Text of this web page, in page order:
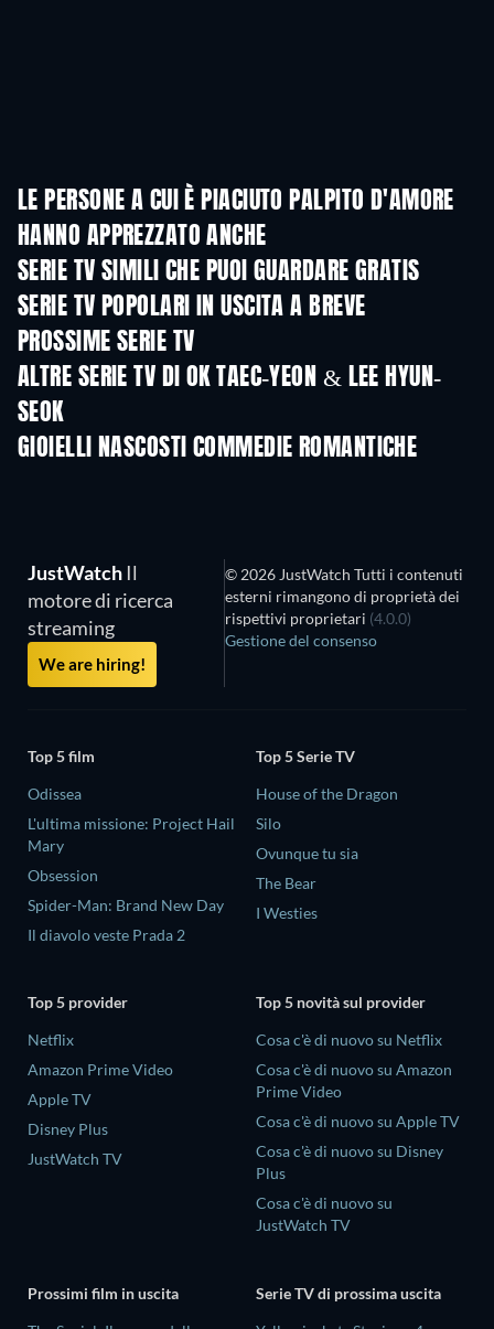
LE PERSONE A CUI È PIACIUTO PALPITO D'AMORE
HANNO APPREZZATO ANCHE
TV
SERIE TV SIMILI CHE PUOI GUARDARE GRATIS
TV
SERIE TV POPOLARI IN USCITA A BREVE
TV TV
PROSSIME SERIE TV
Stagione 6
ALTRE SERIE TV DI OK TAEC-YEON & LEE HYUN-
SEOK
GIOIELLI NASCOSTI COMMEDIE ROMANTICHE
TV
JustWatch Il
motore di ricerca
streaming
We are hiring!
© 2026 JustWatch Tutti i contenuti
esterni rimangono di proprietà dei
rispettivi proprietari (4.0.0)
Gestione del consenso
Top 5 film
Odissea
L'ultima missione: Project Hail
Mary
Obsession
Spider-Man: Brand New Day
Il diavolo veste Prada 2
Top 5 Serie TV
House of the Dragon
Silo
Ovunque tu sia
The Bear
I Westies
Top 5 provider
Netflix
Amazon Prime Video
Apple TV
Disney Plus
JustWatch TV
Top 5 novità sul provider
Cosa c'è di nuovo su Netflix
Cosa c'è di nuovo su Amazon
Prime Video
Cosa c'è di nuovo su Apple TV
Cosa c'è di nuovo su Disney
Plus
Cosa c'è di nuovo su
JustWatch TV
Prossimi film in uscita
Serie TV di prossima uscita